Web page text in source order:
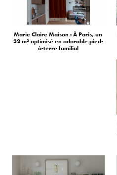
Marie Claire Maison : À Paris, un
32 m² optimisé en adorable pied-
à-terre familial